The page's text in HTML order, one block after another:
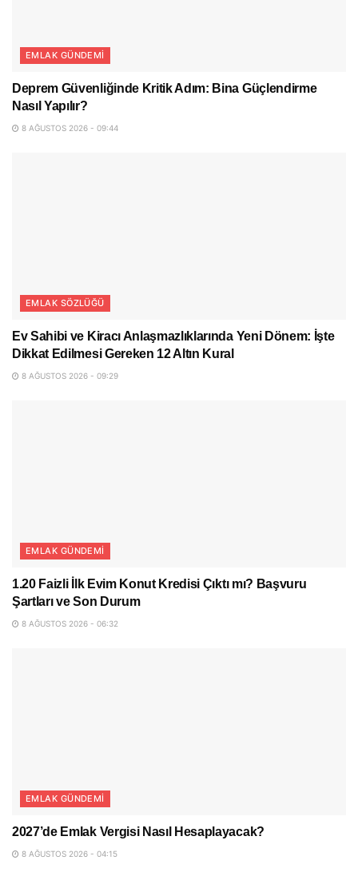
EMLAK GÜNDEMI
Deprem Güvenliğinde Kritik Adım: Bina Güçlendirme
Nasıl Yapılır?
8 AĞUSTOS 2026 - 09:44
EMLAK SÖZLÜĞÜ
Ev Sahibi ve Kiracı Anlaşmazlıklarında Yeni Dönem: İşte
Dikkat Edilmesi Gereken 12 Altın Kural
8 AĞUSTOS 2026 - 09:29
EMLAK GÜNDEMI
1.20 Faizli İlk Evim Konut Kredisi Çıktı mı? Başvuru
Şartları ve Son Durum
8 AĞUSTOS 2026 - 06:32
EMLAK GÜNDEMI
2027’de Emlak Vergisi Nasıl Hesaplayacak?
8 AĞUSTOS 2026 - 04:15